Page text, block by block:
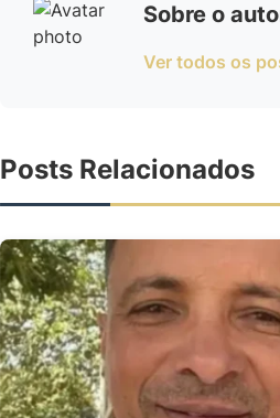
Sobre o
Ver todos os
Posts Relacionados